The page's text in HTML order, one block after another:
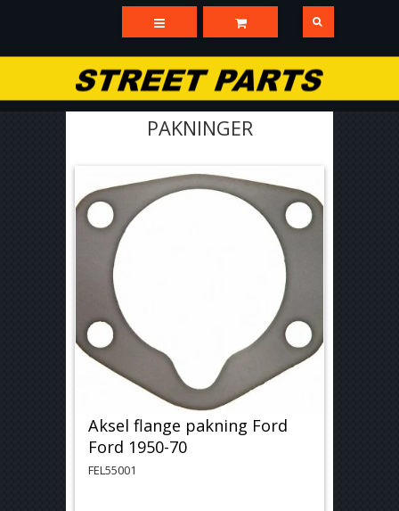
PAKNINGER
Aksel flange pakning Ford
Ford 1950-70
FEL55001